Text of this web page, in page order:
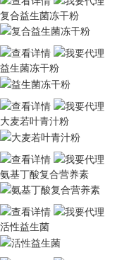
复合益生菌冻干粉
益生菌冻干粉
大麦若叶青汁粉
氨基丁酸复合营养素
活性益生菌